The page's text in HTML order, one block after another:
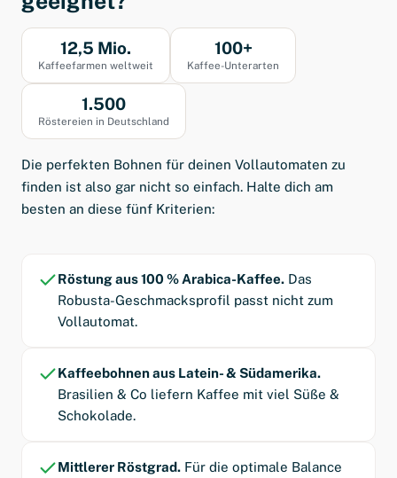
12,5 Mio.
Kaffeefarmen weltweit
100+
Kaffee-Unterarten
1.500
Röstereien in Deutschland
Die perfekten Bohnen für deinen Vollautomaten zu
finden ist also gar nicht so einfach. Halte dich am
besten an diese fünf Kriterien:
Röstung aus 100 % Arabica-Kaffee. Das
Robusta-Geschmacksprofil passt nicht zum
Vollautomat.
Kaffeebohnen aus Latein- & Südamerika.
Brasilien & Co liefern Kaffee mit viel Süße &
Schokolade.
Mittlerer Röstgrad. Für die optimale Balance